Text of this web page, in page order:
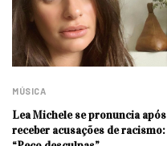
MÚSICA
Lea Michele se pronuncia após
receber acusações de racismo: